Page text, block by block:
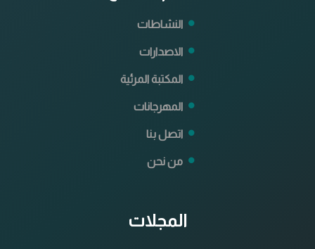
النشاطات
الاصدارات
المكتبة المرئية
المهرجانات
اتصل بنا
من نحن
المجلات